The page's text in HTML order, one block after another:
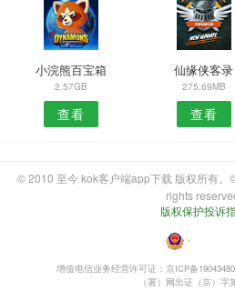
小浣熊百宝箱
2.57GB
查看
仙缘侠客录
275.69MB
查看
© 2010 至今 kok客户端app下载 版权所有
rights
版权保护投诉
・
增值电信业务经营许可证：京ICP备
（署）网出证（京）字